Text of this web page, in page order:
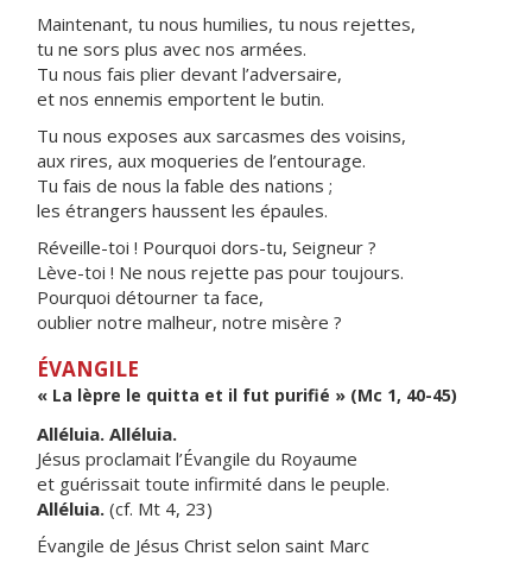
Maintenant, tu nous humilies, tu nous rejettes,
tu ne sors plus avec nos armées.
Tu nous fais plier devant l’adversaire,
et nos ennemis emportent le butin.
Tu nous exposes aux sarcasmes des voisins,
aux rires, aux moqueries de l’entourage.
Tu fais de nous la fable des nations ;
les étrangers haussent les épaules.
Réveille-toi ! Pourquoi dors-tu, Seigneur ?
Lève-toi ! Ne nous rejette pas pour toujours.
Pourquoi détourner ta face,
oublier notre malheur, notre misère ?
ÉVANGILE
« La lèpre le quitta et il fut purifié » (Mc 1, 40-45)
Alléluia. Alléluia.
Jésus proclamait l’Évangile du Royaume
et guérissait toute infirmité dans le peuple.
Alléluia. (cf. Mt 4, 23)
Évangile de Jésus Christ selon saint Marc